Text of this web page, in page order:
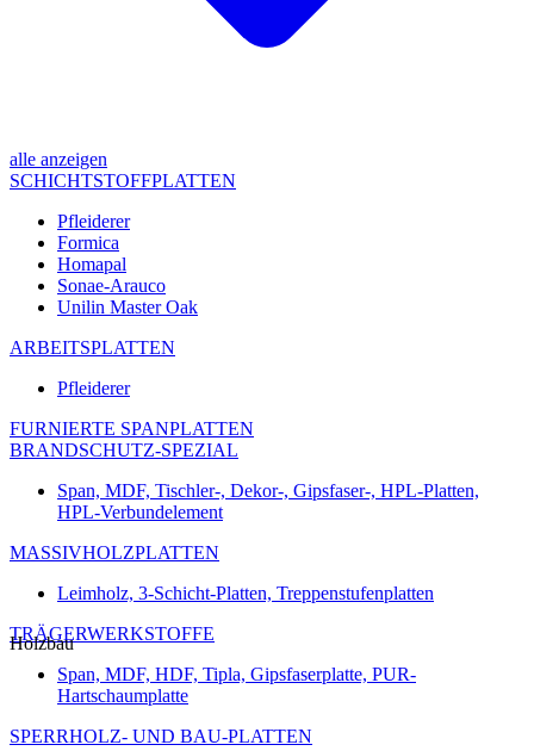
alle anzeigen
SCHICHTSTOFFPLATTEN
Pfleiderer
Formica
Homapal
Sonae-Arauco
Unilin Master Oak
ARBEITSPLATTEN
Pfleiderer
FURNIERTE SPANPLATTEN
BRANDSCHUTZ-SPEZIAL
Span, MDF, Tischler-, Dekor-, Gipsfaser-, HPL-Platten,
HPL-Verbundelement
MASSIVHOLZPLATTEN
Leimholz, 3-Schicht-Platten, Treppenstufenplatten
TRÄGERWERKSTOFFE
Span, MDF, HDF, Tipla, Gipsfaserplatte, PUR-
Hartschaumplatte
SPERRHOLZ- UND BAU-PLATTEN
Holzbau